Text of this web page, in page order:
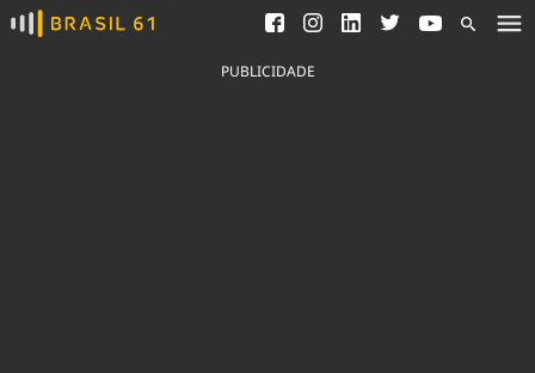
Ver todas as notícias
Saneamento
Indicadores
PUBLICIDADE